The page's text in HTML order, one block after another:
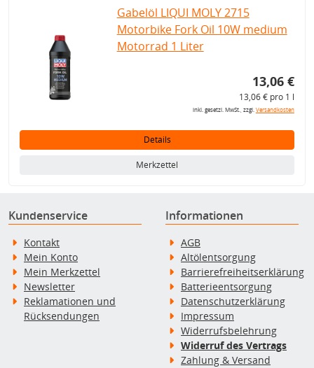
Gabelöl LIQUI MOLY 2715
Motorbike Fork Oil 10W medium
Motorrad 1 Liter
13,06 €
13,06 € pro 1 l
inkl. gesetzl. MwSt., zzgl.Versandkosten
Details
Merkzettel
Kundenservice
Kontakt
Mein Konto
Mein Merkzettel
Newsletter
Reklamationen und
Rücksendungen
Informationen
AGB
Altölentsorgung
Barrierefreiheitserklärung
Batterieentsorgung
Datenschutzerklärung
Impressum
Widerrufsbelehrung
Widerruf des Vertrags
Zahlung & Versand